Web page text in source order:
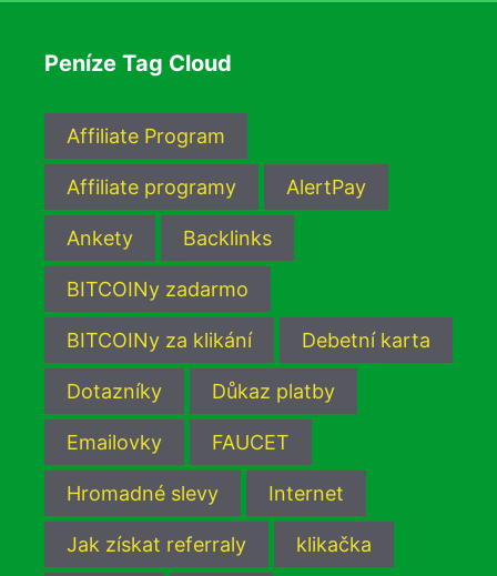
Peníze Tag Cloud
Affiliate Program
Affiliate programy AlertPay
Ankety Backlinks
BITCOINy zadarmo
BITCOINy za klikání Debetní karta
Dotazníky Důkaz platby
Emailovky FAUCET
Hromadné slevy Internet
Jak získat referraly klikačka